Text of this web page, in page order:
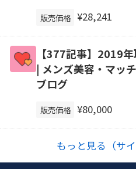
販売価格 ¥28,241
【377記事】2019
| メンズ美容・マッ
ブログ
販売価格 ¥80,000
もっと見る（サ